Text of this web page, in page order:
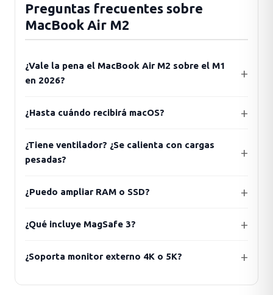
Preguntas frecuentes sobre
MacBook Air M2
¿Vale la pena el MacBook Air M2 sobre el M1
en 2026?
¿Hasta cuándo recibirá macOS?
¿Tiene ventilador? ¿Se calienta con cargas
pesadas?
¿Puedo ampliar RAM o SSD?
¿Qué incluye MagSafe 3?
¿Soporta monitor externo 4K o 5K?